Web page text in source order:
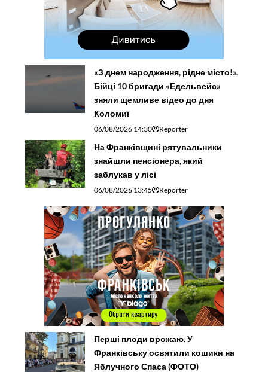
«З днем народження, рідне місто!».
Бійці 10 бригади «Едельвейс»
зняли щемливе відео до дня
Коломиї
06/08/2026 14:30 Reporter
На Франківщині рятувальники
знайшли пенсіонера, який
заблукав у лісі
06/08/2026 13:45 Reporter
Перші плоди врожаю. У
Франківську освятили кошики на
Яблучного Спаса (ФОТО)